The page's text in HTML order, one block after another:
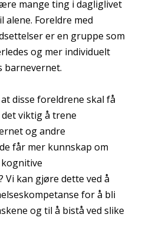
mange ting i dagliglivet
alene. Foreldre med
er en gruppe som
og mer individuelt
barnevernet.
disse foreldrene skal få
viktig å trene
og andre
får mer kunnskap om
kan gjøre dette ved å
for å bli
og til å bistå ved slike